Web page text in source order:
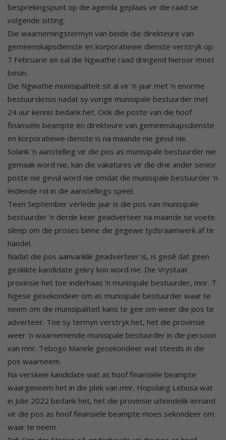
besprekingspunt op die agenda geplaas vir die raad se
volgende sitting.
Die waarnemingstermyn van beide die direkteure van
gemeenskapsdienste en korporatiewe dienste verstryk op
7 Februarie en sal die Ngwathe raad dringend hieroor moet
besin.
Die Ngwathe munisipaliteit sit al vir ‘n jaar met ‘n enorme
bestuurskrisis nadat sy vorige munisipale bestuurder met
24 uur kennis bedank het. Ook die poste van die hoof
finansiële beampte en direkteure van gemeenskapsdienste
en korporatiewe dienste is na maande nie gevul nie.
Solank ‘n aanstelling vir die pos as munisipale bestuurder nie
gemaak word nie, kan die vakatures vir die drie ander senior
poste nie gevul word nie omdat die munisipale bestuurder ‘n
leidende rol in die aanstellings speel.
Teen September verlede jaar is die pos van munisipale
bestuurder ‘n derde keer geadverteer na maande se voete
sleep om die proses binne die gegewe tydsraamwerk af te
handel.
Nadat die pos aanvanklik geadverteer is, is gesê dat geen
geskikte kandidate gekry kon word nie. Die Vrystaat
provinsie het toe inderhaas ‘n munisipale bestuurder, mnr. T.
Ngese gesekondeer om as munisipale bestuurder waar te
neem om die munisipaliteit kans te gee om weer die pos te
adverteer. Toe sy termyn verstryk het, het die provinsie
weer ‘n waarnemende munisipale bestuurder in die persoon
van mnr. Tebogo Manele gesekondeer wat steeds in die
pos waarneem.
Na verskeie kandidate wat as hoof finansiële beampte
waargeneem het in die plek van mnr. Hopolang Lebusa wat
in Julie 2022 bedank het, het die provinsie uiteindelik iemand
vir die pos as hoof finansiële beampte moes sekondeer om
waar te neem.